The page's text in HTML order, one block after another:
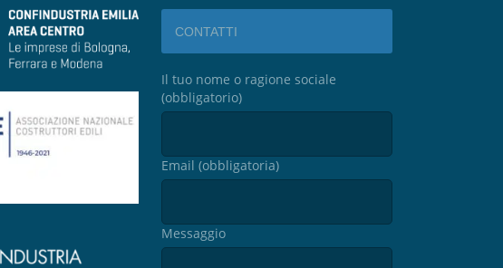
CONTATTI
Il tuo nome o ragione sociale
(obbligatorio)
Email (obbligatoria)
Messaggio